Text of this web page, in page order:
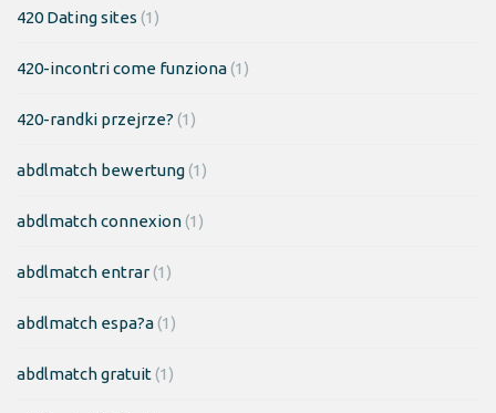
420 Dating sites (1)
420-incontri come funziona(1)
420-randki przejrze? (1)
abdlmatch bewertung(1)
abdlmatch connexion(1)
abdlmatch entrar(1)
abdlmatch espa?a(1)
abdlmatch gratuit(1)